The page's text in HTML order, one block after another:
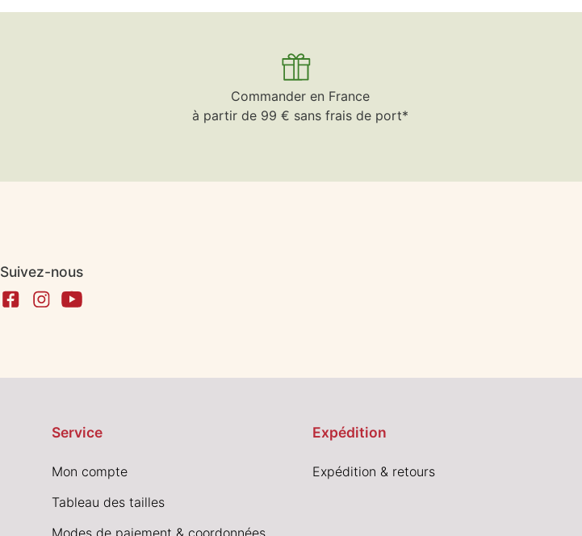
Commander en France
à partir de 99 € sans frais de port*
Suivez-nous
Service
Mon compte
Tableau des tailles
Modes de paiement & coordonnées
Expédition
Expédition & retours